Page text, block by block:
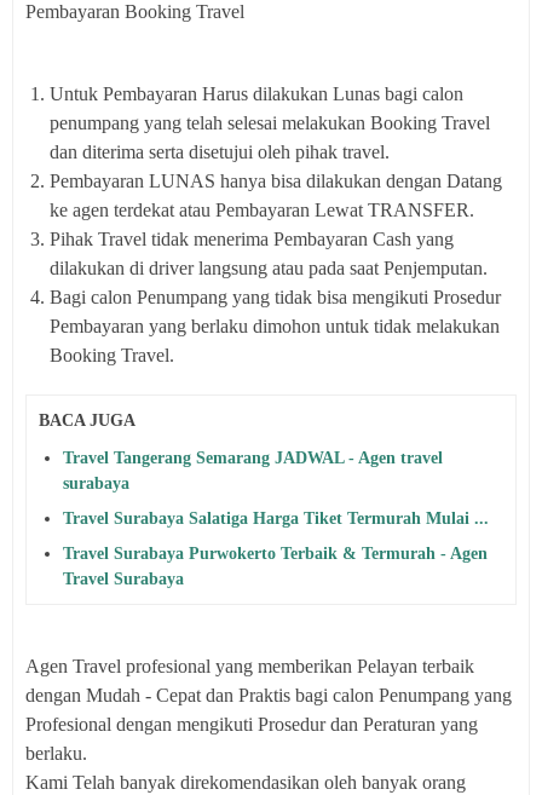
Pembayaran Booking Travel
Untuk Pembayaran Harus dilakukan Lunas bagi calon
penumpang yang telah selesai melakukan Booking Travel
dan diterima serta disetujui oleh pihak travel.
Pembayaran LUNAS hanya bisa dilakukan dengan Datang
ke agen terdekat atau Pembayaran Lewat TRANSFER.
Pihak Travel tidak menerima Pembayaran Cash yang
dilakukan di driver langsung atau pada saat Penjemputan.
Bagi calon Penumpang yang tidak bisa mengikuti Prosedur
Pembayaran yang berlaku dimohon untuk tidak melakukan
Booking Travel.
BACA JUGA
Travel Tangerang Semarang JADWAL - Agen travel
surabaya
Travel Surabaya Salatiga Harga Tiket Termurah Mulai ...
Travel Surabaya Purwokerto Terbaik & Termurah - Agen
Travel Surabaya
Agen Travel profesional yang memberikan Pelayan terbaik
dengan Mudah - Cepat dan Praktis bagi calon Penumpang yang
Profesional dengan mengikuti Prosedur dan Peraturan yang
berlaku.
Kami Telah banyak direkomendasikan oleh banyak orang